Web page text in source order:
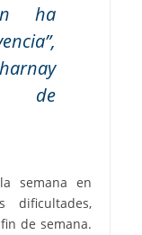
ha
de
semana en
dificultades,
de semana.